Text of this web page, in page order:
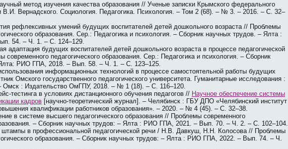
метод изучения качества образования // Ученые записки Крымского федерального
В.И. Вернадского. Социология. Педагогика. Психология. – Том 2 (68). – № 3. – 2016. – С. 32–
рефлексивных умений будущих воспитателей детей дошкольного возраста // Проблемы
образования. Сер.: Педагогика и психология. – Сборник научных трудов. – Ялта :
54. – Ч. 1. – С. 124–129.
адаптация будущих воспитателей детей дошкольного возраста в процессе педагогической
современного педагогического образования. Сер.: Педагогика и психология. – Сборник
РИО ГПА, 2018. – Вып. 58. – Ч. 1. – С. 123–125.
информационных технологий в процессе самостоятельной работы будущих
Омского государственного педагогического университета. Гуманитарные исследования :
Омск : Издательство ОмГПУ, 2018. – № 1 (18). – С. 116–120.
тестинга в условиях дистанционного обучения педагогов // Научное обеспечение системы
кадров [научно-теоретический журнал]. – Челябинск : ГБУ ДПО «Челябинский институт
квалификации работников образования». – 2020. – № 4 (45). – С. 32–38.
в системе высшего педагогического образования // Проблемы современного
– Сборник научных трудов: – Ялта : РИО ГПА, 2021. – Вып. 70. – Ч. 2. – С. 102–104.
в профессиональной педагогической речи / Н.В. Давкуш, Н.Н. Колосова // Проблемы
образования. – Сборник научных трудов: – Ялта : РИО ГПА, 2022. – Вып. 74. – Ч.